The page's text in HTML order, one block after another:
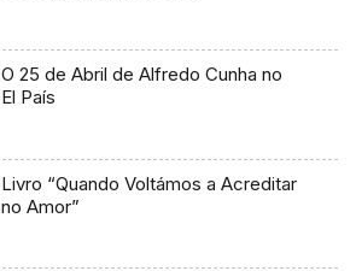
O 25 de Abril de Alfredo Cunha no
El País
Livro “Quando Voltámos a Acreditar
no Amor”